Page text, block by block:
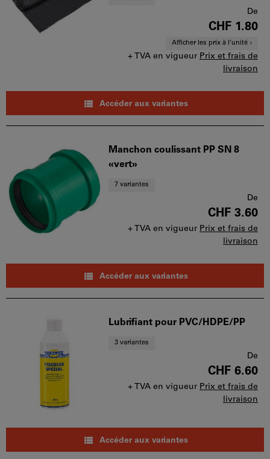
De
CHF 1.80
Afficher les prix à l’unité
+ TVA en vigueur Prix et frais de
livraison
Accéder aux variantes
Manchon coulissant PP SN 8
«vert»
7 variantes
De
CHF 3.60
+ TVA en vigueur Prix et frais de
livraison
Accéder aux variantes
Lubrifiant pour PVC/HDPE/PP
3 variantes
De
CHF 6.60
+ TVA en vigueur Prix et frais de
livraison
Accéder aux variantes